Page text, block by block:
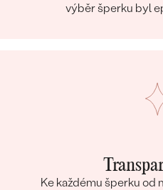
výběr šperku byl
Ke každému šperku od